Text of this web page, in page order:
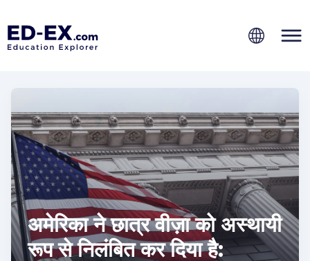
अमेरिका ने छात्र वीज़ा को अस्थायी
रूप से निलंबित कर दिया है: